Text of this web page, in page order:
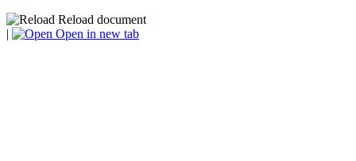
Reload document
|
Open in new tab